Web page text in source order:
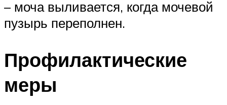
– моча выливается, когда мочевой
пузырь переполнен.
Профилактические
меры